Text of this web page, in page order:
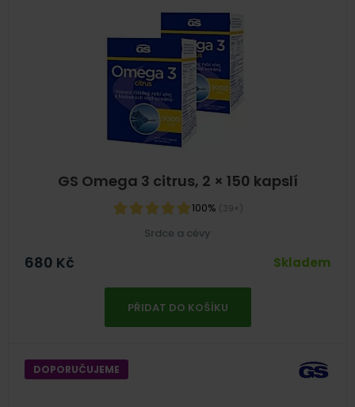
GS Omega 3 citrus, 2 × 150 kapslí
100% (39×)
Srdce a cévy
680 Kč Skladem
PŘIDAT DO KOŠÍKU
DOPORUČUJEME